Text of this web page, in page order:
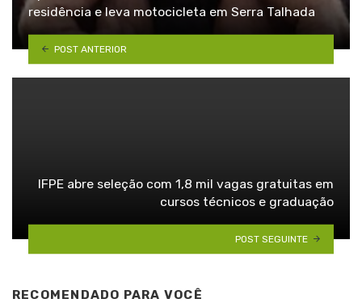
residência e leva motocicleta em Serra Talhada
POST ANTERIOR
IFPE abre seleção com 1,8 mil vagas gratuitas em
cursos técnicos e graduação
POST SEGUINTE
RECOMENDADO PARA VOCÊ